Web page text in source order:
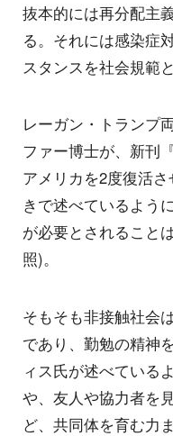
抜本的には再分配主
る。それには感染症
スタンスを社会規範
レーガン・トランプ
ファー博士が、新刊
アメリカを2度復活
きで述べているよう
が必要とされること
照)。
そもそも非接触社会
であり、勤勉の精神
ィス氏が述べている
や、友人や協力者を
ど、共同体を育む力